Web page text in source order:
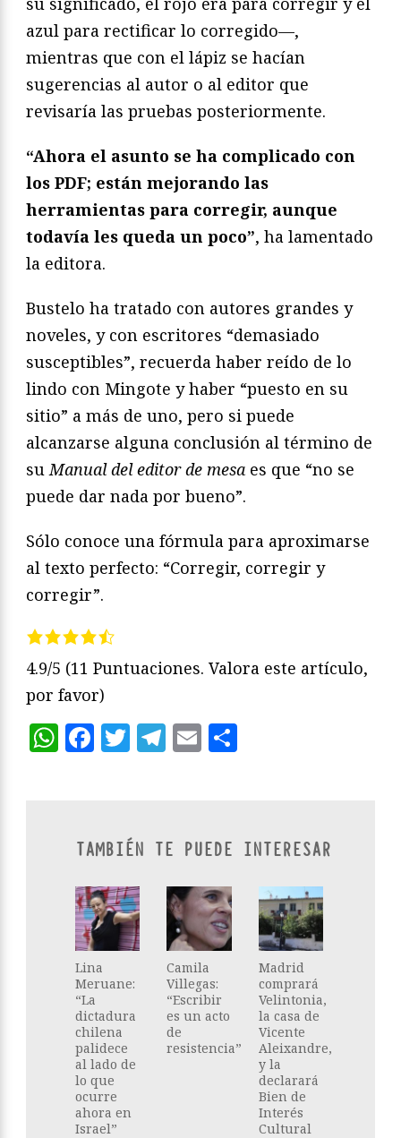
azul para rectificar lo corregido—,
mientras que con el lápiz se hacían
sugerencias al autor o al editor que
revisaría las pruebas posteriormente.
“Ahora el asunto se ha complicado con
los PDF; están mejorando las
herramientas para corregir, aunque
todavía les queda un poco”, ha lamentado
la editora.
Bustelo ha tratado con autores grandes y
noveles, y con escritores “demasiado
susceptibles”, recuerda haber reído de lo
lindo con Mingote y haber “puesto en su
sitio” a más de uno, pero si puede
alcanzarse alguna conclusión al término de
suManual del editor de mesa es que “no se
puede dar nada por bueno”.
Sólo conoce una fórmula para aproximarse
al texto perfecto: “Corregir, corregir y
corregir”.
4.9/5 (11 Puntuaciones. Valora este artículo,
por favor)
WhatsApp
Facebook
Twitter
Telegram
Email
TAMBIÉN TE PUEDE INTERESAR
Lina
Meruane:
“La
dictadura
chilena
palidece
al lado de
lo que
ocurre
ahora en
Israel”
Camila
Villegas:
“Escribir
es un acto
de
resistencia”
Madrid
comprará
Velintonia,
la casa de
Vicente
Aleixandre,
y la
declarará
Bien de
Interés
Cultural